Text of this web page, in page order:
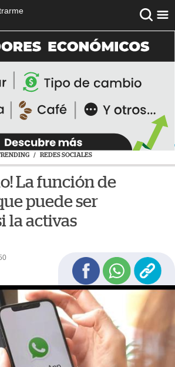
/ REDES SOCIALES
La función de
puede ser
la activas